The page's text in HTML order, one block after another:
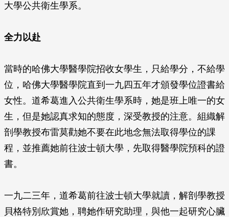
大學公共衛生學系。
全力以赴
當時的哈佛大學醫學院招收女學生，只給學分，不給學
位，哈佛大學醫學院直到一九四五年才頒發學位證書給
女性。道希葛進入公共衛生學系時，她是班上唯一的女
生，但是她認真求知的態度，深受教授的注意。組織解
剖學教授布雷莫勸她不要在此地念無法取得學位的課
程，並推薦她前往波士頓大學，先取得醫學院預科的證
書。
一九二三年，道希葛前往波士頓大學就讀，解剖學教授
貝格特別欣賞她，聘她作研究助理，與他一起研究心臟